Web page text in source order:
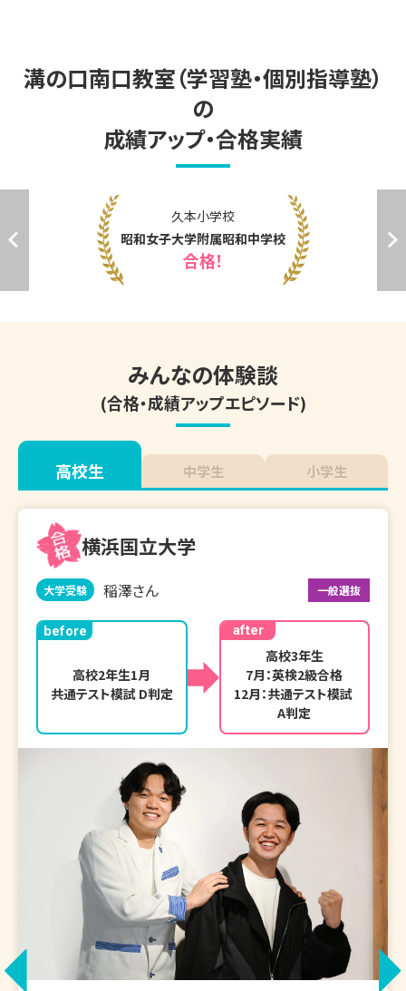
東海大学付属高輪台高等学
明治大学付属明治高等学校
國學院久我山高等学校
青山大学横浜英和高等学校
実践女子高等学校
橘学苑高等学校
品川女子学院高等部
サレジオ学院高等学校
八雲学園中学校
日本女子大学付属中学校
溝の口南口教室（学習塾・個別指導塾）
の
成績アップ・合格実績
向丘小学校
カラーテスト
80点⇒100点
みんなの体験談
(合格・成績アップエピソード)
高校生 中学生 小学生
横浜国立大学
大学受験 稲澤さん 一般選抜
before
高校2年生1月
共通テスト模試 D判定
after
高校3年生
7月：英検2級合格
12月：共通テスト模試
A判定